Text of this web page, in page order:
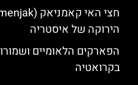
הירוקה של איסטריה
הפארקים הלאומיים
בקרואטיה